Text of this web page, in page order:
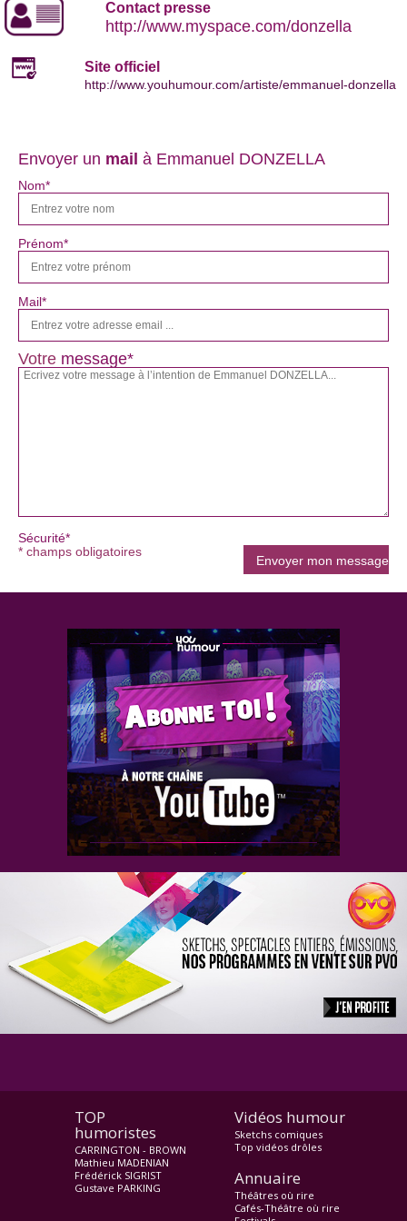
Contact presse
http://www.myspace.com/donzella
Site officiel
http://www.youhumour.com/artiste/emmanuel-donzella
Envoyer un mail à Emmanuel DONZELLA
Nom*
Prénom*
Mail*
Votre message*
Sécurité*
* champs obligatoires
TOP
humoristes
CARRINGTON - BROWN
Mathieu MADENIAN
Frédérick SIGRIST
Gustave PARKING
Vidéos humour
Sketchs comiques
Top vidéos drôles
Annuaire
Théâtres où rire
Cafés-Théâtre où rire